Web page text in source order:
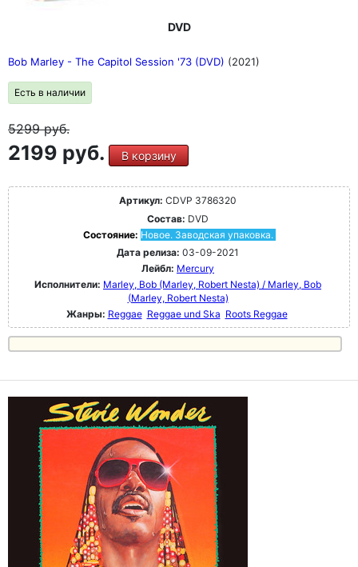
DVD
Bob Marley - The Capitol Session '73 (DVD) (2021)
Есть в наличии
5299руб.
2199 руб. В корзину
Артикул: CDVP 3786320
Состав: DVD
Состояние: Новое. Заводская упаковка.
Дата релиза: 03-09-2021
Лейбл: Mercury
Исполнители: Marley, Bob (Marley, Robert Nesta) / Marley, Bob
(Marley, Robert Nesta)
Жанры: Reggae Reggae und Ska Roots Reggae